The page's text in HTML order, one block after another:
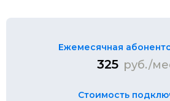
Ежемесячная
325 руб./
Стоимость